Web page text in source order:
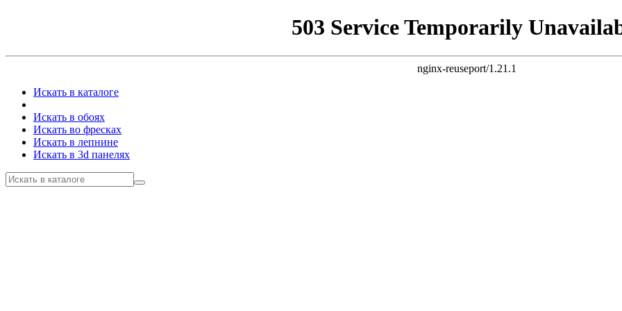
503 Service Temporarily
nginx-reuseport/1.21.1
Искать в каталоге
Искать в обоях
Искать во фресках
Искать в лепнине
Искать в 3d панелях